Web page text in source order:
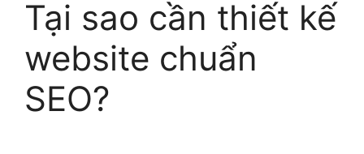
Tại sao cần thiết kế
website chuẩn
SEO?